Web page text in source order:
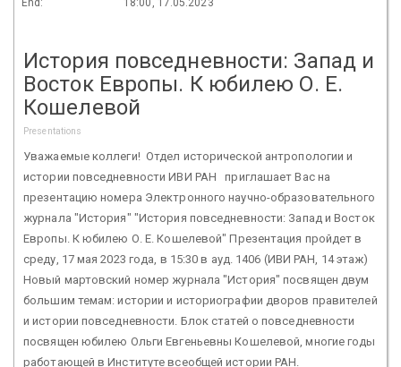
История повседневности: Запад и
Восток Европы. К юбилею О. Е.
Кошелевой
Presentations
Уважаемые коллеги! Отдел исторической антропологии и
истории повседневности ИВИ РАН приглашает Вас на
презентацию номера Электронного научно-образовательного
журнала "История" "История повседневности: Запад и Восток
Европы. К юбилею О. Е. Кошелевой" Презентация пройдет в
среду, 17 мая 2023 года, в 15:30 в ауд. 1406 (ИВИ РАН, 14 этаж)
Новый мартовский номер журнала "История" посвящен двум
большим темам: истории и историографии дворов правителей
и истории повседневности. Блок статей о повседневности
посвящен юбилею Ольги Евгеньевны Кошелевой, многие годы
работающей в Институте всеобщей истории РАН.